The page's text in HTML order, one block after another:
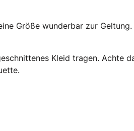
Größe wunderbar zur
Kleid tragen. Achte